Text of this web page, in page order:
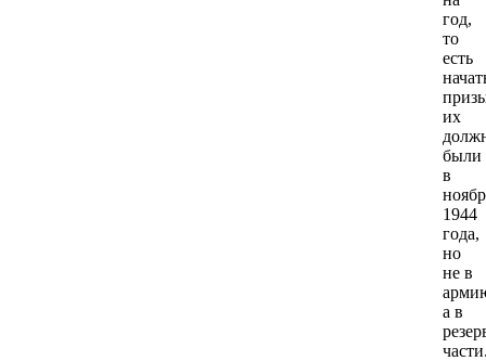
год,
то
есть
их
были
в
1944
года,
но
не в
а в